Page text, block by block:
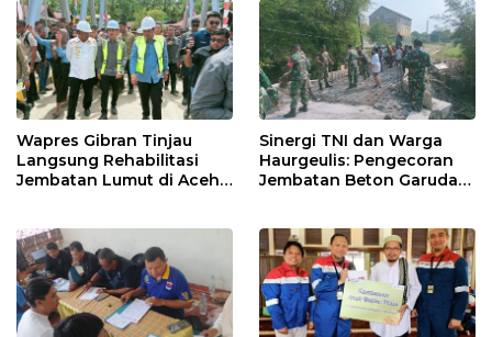
Wapres Gibran Tinjau
Langsung Rehabilitasi
Jembatan Lumut di Aceh
Sinergi TNI dan Warga
Haurgeulis: Pengecoran
Jembatan Beton Garuda